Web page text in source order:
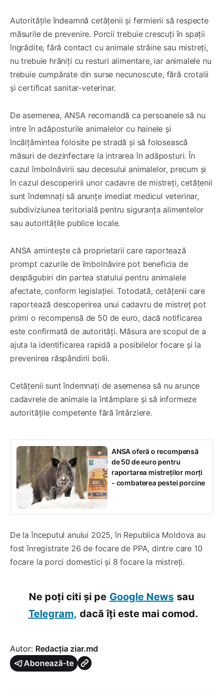
Autoritățile îndeamnă cetățenii și fermierii să respecte
măsurile de prevenire. Porcii trebuie crescuți în spații
îngrădite, fără contact cu animale străine sau mistreți,
nu trebuie hrăniți cu resturi alimentare, iar animalele nu
trebuie cumpărate din surse necunoscute, fără crotalii
și certificat sanitar-veterinar.
De asemenea, ANSA recomandă ca persoanele să nu
intre în adăposturile animalelor cu hainele și
încălțămintea folosite pe stradă și să folosească
măsuri de dezinfectare la intrarea în adăposturi. În
cazul îmbolnăvirii sau decesului animalelor, precum și
în cazul descoperirii unor cadavre de mistreți, cetățenii
sunt îndemnați să anunțe imediat medicul veterinar,
subdiviziunea teritorială pentru siguranța alimentelor
sau autoritățile publice locale.
ANSA amintește că proprietarii care raportează
prompt cazurile de îmbolnăvire pot beneficia de
despăgubiri din partea statului pentru animalele
afectate, conform legislației. Totodată, cetățenii care
raportează descoperirea unui cadavru de mistreț pot
primi o recompensă de 50 de euro, dacă notificarea
este confirmată de autorități. Măsura are scopul de a
ajuta la identificarea rapidă a posibilelor focare și la
prevenirea răspândirii bolii.
Cetățenii sunt îndemnați de asemenea să nu arunce
cadavrele de animale la întâmplare și să informeze
autoritățile competente fără întârziere.
ANSA oferă o recompensă
de 50 de euro pentru
raportarea mistreților morți
- combaterea pestei porcine
De la începutul anului 2025, în Republica Moldova au
fost înregistrate 26 de focare de PPA, dintre care 10
focare la porci domestici și 8 focare la mistreți.
Ne poți citi și pe Google News sau
Telegram, dacă îți este mai comod.
Autor: Redacția ziar.md
Abonează-te